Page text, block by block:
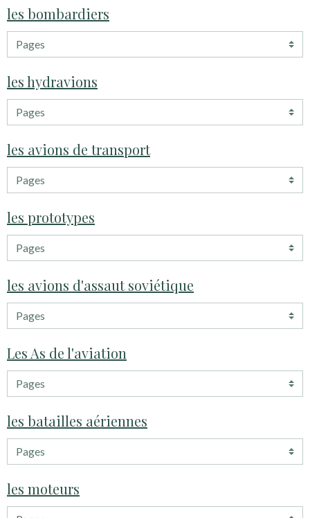
les bombardiers
les hydravions
les avions de transport
les prototypes
les avions d'assaut soviétique
Les As de l'aviation
les batailles aériennes
les moteurs